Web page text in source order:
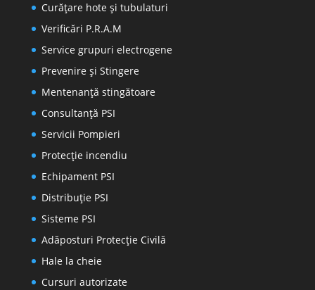
Curățare hote și tubulaturi
Verificări P.R.A.M
Service grupuri electrogene
Prevenire şi Stingere
Mentenanţă stingătoare
Consultanţă PSI
Servicii Pompieri
Protecţie incendiu
Echipament PSI
Distribuţie PSI
Sisteme PSI
Adăposturi Protecție Civilă
Hale la cheie
Cursuri autorizate